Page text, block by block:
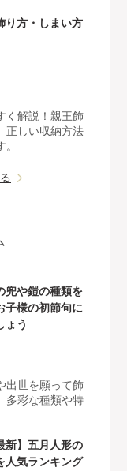
り方・しまい方
く解説！親王飾
正しい収納方法
兜や鎧の種類を
子様の初節句に
ょう
出世を願って飾
多彩な種類や特
新】五月人形の
人気ランキング